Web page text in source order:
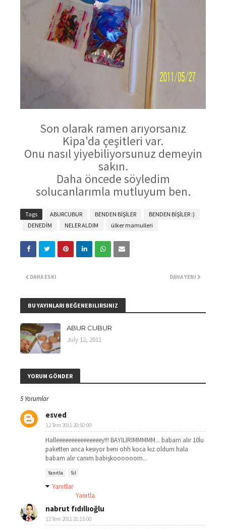
Son olarak ramen arıyorsanız
Kipa'da çeşitleri var.
Onu nasıl yiyebiliyorsunuz demeyin
sakın.
Daha öncede söyledim
solucanlarımla mutluyum ben.
Tags ABURCUBUR BENDEN BİŞİLER
BENDEN BİŞİLER :)
DENEDİM
NELER ALDIM ülker mamulleri
DAHA YENI
DAHA ESKI
BU YAYINLARI BEĞENEBILIRSINIZ
ABUR CUBUR
July 12, 2011
YORUM GÖNDER
5 Yorumlar
esved
12 Tem 2011 20:50:00
Halleeeeeeeeeeeeeeey!!! BAYILIRIMMMMM... babam alır 10lu
paketten anca kesiyor beni ohh koca kız oldum hala
babam alır canım babişkoooooom...
Yanıtla Sil
Yanıtlar
Yanıtla
nabrut fıdıllıoğlu
12 Tem 2011 21:15:00